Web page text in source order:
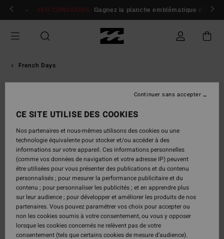
Passer
Se connecter / s'inscrire
JEU CONCOURS Gagnez la planche emblématique d'Andy
French Days
CE SITE UTILISE DES COOKIES
Nos partenaires et nous-mêmes utilisons des cookies ou une
technologie équivalente pour stocker et/ou accéder à des
informations sur votre appareil. Ces informations personnelles
(comme vos données de navigation et votre adresse IP) peuvent
être utilisées pour vous présenter des publications et du contenu
personnalisés ; pour mesurer la performance publicitaire et du
contenu ; pour personnaliser les publicités ; et en apprendre plus
sur leur audience ; pour développer et améliorer les produits de nos
partenaires. Vous pouvez paramétrer vos choix pour accepter ou
non les cookies soumis à votre consentement, ou vous y opposer
lorsque les cookies concernés ne relèvent pas de votre
consentement (tels que certains cookies de mesure d’audience).
Continuer sans accepter